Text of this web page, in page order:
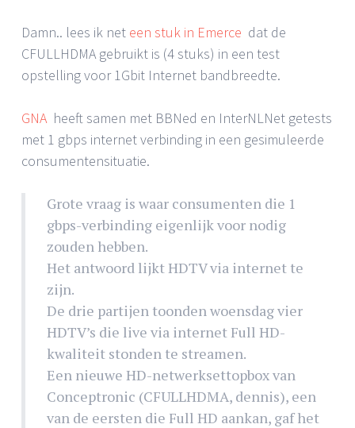
Damn.. lees ik net een stuk in Emerce dat de
CFULLHDMA gebruikt is (4 stuks) in een test
opstelling voor 1Gbit Internet bandbreedte.
GNA heeft samen met BBNed en InterNLNet getests
met 1 gbps internet verbinding in een gesimuleerde
consumentensituatie.
Grote vraag is waar consumenten die 1
gbps-verbinding eigenlijk voor nodig
zouden hebben.
Het antwoord lijkt HDTV via internet te
zijn.
De drie partijen toonden woensdag vier
HDTV’s die live via internet Full HD-
kwaliteit stonden te streamen.
Een nieuwe HD-netwerksettopbox van
Conceptronic (CFULLHDMA, dennis), een
van de eersten die Full HD aankan, gaf het